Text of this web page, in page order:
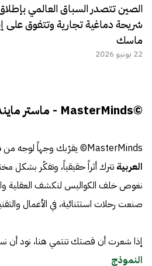
الصين تتصدر السباق العالمي
شريحة دماغية تجارية وتتفوق على
ماسك
22 يونيو 2026
©MasterMinds - ماستر مايندز
MasterMinds© يقرّبك وجهاً لوجه من
العربية تترك أثراً حقيقياً، وتفكّر بشكل
نغوص خلف الكواليس لنكشف العقلية
صنعت رحلات استثنائية، في الأعمال
إذا شعرت أن قصتك تنتمي هنا، نود أن
النموذج